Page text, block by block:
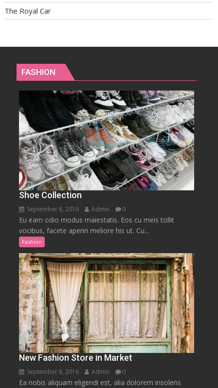
The Royal Car
FASHION
Shoe Collection
September 8, 2016 Admin 0
Eu eam odio modus maiestatis. Eos cu meis tollit
vocibus, facete aperiri meliore his ut. Cu...
Fashion
New Fashion Store in Market
September 8, 2016 Admin 0
Ea nobis aliquam eligendi est, alia dolorem insolens